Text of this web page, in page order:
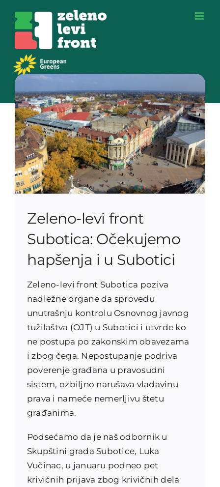
content
Zeleno-levi front
Subotica: Očekujemo
hapšenja i u Subotici
Zeleno-levi front Subotica poziva
nadležne organe da sprovedu
unutrašnju kontrolu Osnovnog javnog
tužilaštva (OJT) u Subotici i utvrde ko
ne postupa po zakonskim obavezama
i zbog čega. Nepostupanje podriva
poverenje građana u pravosudni
sistem, ozbiljno narušava vladavinu
prava i nameće nemerljivu štetu
građanima.
Podsećamo da je naš odbornik u
Skupštini grada Subotice, Luka
Vučinac, u januaru podneo pet
krivičnih prijava zbog krivičnih dela